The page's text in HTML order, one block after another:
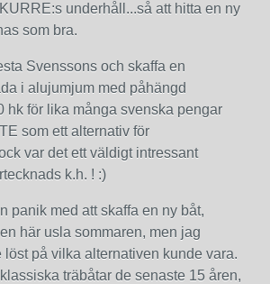
underhåll...så att hitta en ny
som bra.
Svenssons och skaffa en
i alujumjum med påhängd
hk för lika många svenska pengar
som ett alternativ för
var det ett väldigt intressant
k.h. ! :)
panik med att skaffa en ny båt,
här usla sommaren, men jag
löst på vilka alternativen kunde vara.
träbåtar de senaste 15 åren,